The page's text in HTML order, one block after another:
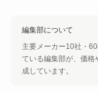
編集部について
主要メーカー10社・
ている編集部が、価格
成しています。